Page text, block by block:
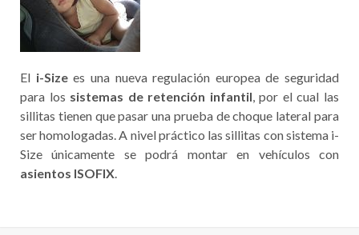
El i-Sizees una nueva regulación europea de seguridad
para los sistemas de retención infantil, por el cual las
sillitas tienen que pasar una prueba de choque lateral para
ser homologadas. A nivel práctico las sillitas con sistema i-
Size únicamente se podrá montar en vehículos con
asientos ISOFIX.